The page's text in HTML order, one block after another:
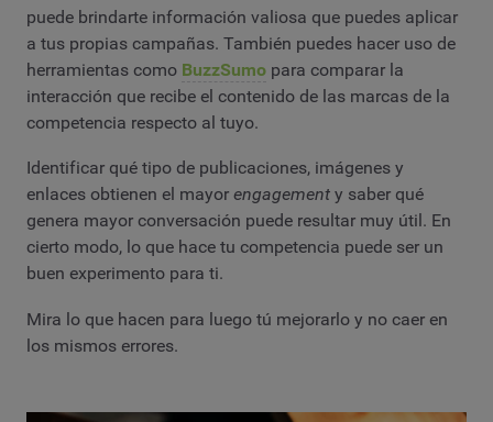
puede brindarte información valiosa que puedes aplicar
a tus propias campañas. También puedes hacer uso de
herramientas como BuzzSumo para comparar la
interacción que recibe el contenido de las marcas de la
competencia respecto al tuyo.
Identificar qué tipo de publicaciones, imágenes y
enlaces obtienen el mayor engagement y saber qué
genera mayor conversación puede resultar muy útil. En
cierto modo, lo que hace tu competencia puede ser un
buen experimento para ti.
Mira lo que hacen para luego tú mejorarlo y no caer en
los mismos errores.